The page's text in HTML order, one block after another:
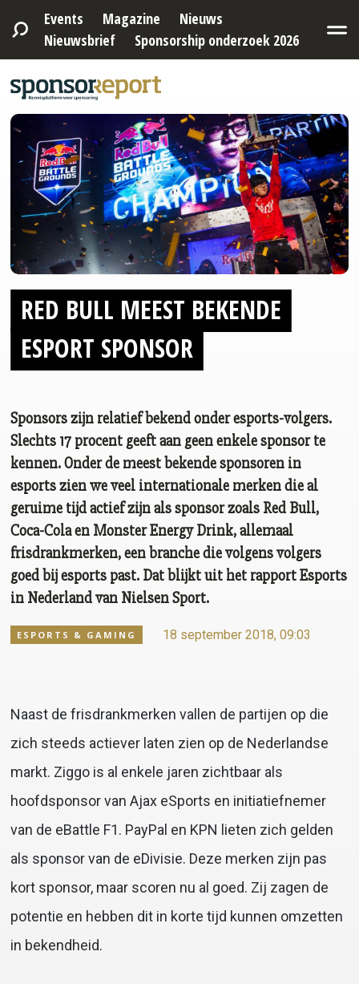
Events Magazine
Nieuws
Nieuwsbrief
Sponsorship onderzoek 2026
ESPORTS & GAMING 18 september 2018, 09:03
RED BULL MEEST BEKENDE
ESPORT SPONSOR
Sponsors zijn relatief bekend onder esports-volgers.
Slechts 17 procent geeft aan geen enkele sponsor te
kennen. Onder de meest bekende sponsoren in
esports zien we veel internationale merken die al
geruime tijd actief zijn als sponsor zoals Red Bull,
Coca-Cola en Monster Energy Drink, allemaal
frisdrankmerken, een branche die volgens volgers
goed bij esports past. Dat blijkt uit het rapport Esports
in Nederland van Nielsen Sport.
Naast de frisdrankmerken vallen de partijen op die
zich steeds actiever laten zien op de Nederlandse
markt. Ziggo is al enkele jaren zichtbaar als
hoofdsponsor van Ajax eSports en initiatiefnemer
van de eBattle F1. PayPal en KPN lieten zich gelden
als sponsor van de eDivisie. Deze merken zijn pas
kort sponsor, maar scoren nu al goed. Zij zagen de
potentie en hebben dit in korte tijd kunnen omzetten
in bekendheid.